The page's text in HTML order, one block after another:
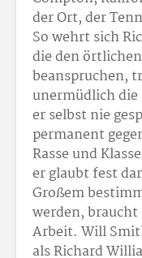
der Ort, der
So wehrt sich
die den
beanspruchen,
unermüdlich die
er selbst nie
permanent
Rasse und
er glaubt fest
Großem
werden,
Arbeit. Will
als Richard